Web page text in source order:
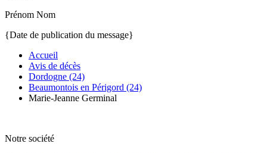
Prénom Nom
{Date de publication du message}
Accueil
Avis de décès
Dordogne (24)
Beaumontois en Périgord (24)
Marie-Jeanne Germinal
Notre société